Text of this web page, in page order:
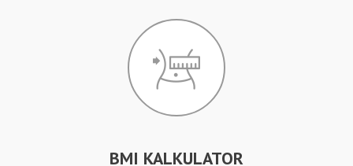
BMI KALKULATOR